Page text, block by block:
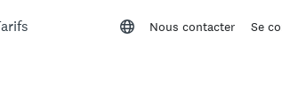
Nous contacter Se